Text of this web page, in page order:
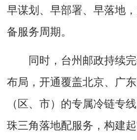
早谋划、早部署、早落地
备服务周期。
同时，台州邮政持续完
布局，开通覆盖北京、广
（区、市）的专属冷链专
珠三角落地配服务，构建